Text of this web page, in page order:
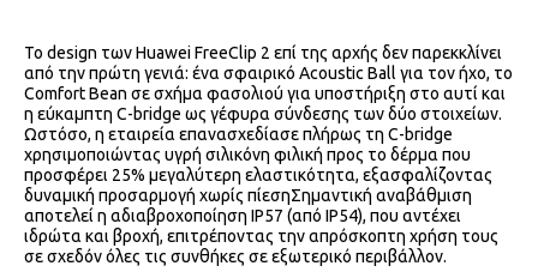
Το design των Huawei FreeClip 2 επί της αρχής δεν παρεκκλίνει
από την πρώτη γενιά: ένα σφαιρικό Acoustic Ball για τον ήχο, το
Comfort Bean σε σχήμα φασολιού για υποστήριξη στο αυτί και
η εύκαμπτη C-bridge ως γέφυρα σύνδεσης των δύο στοιχείων.
Ωστόσο, η εταιρεία επανασχεδίασε πλήρως τη C-bridge
χρησιμοποιώντας υγρή σιλικόνη φιλική προς το δέρμα που
προσφέρει 25% μεγαλύτερη ελαστικότητα, εξασφαλίζοντας
δυναμική προσαρμογή χωρίς πίεσηΣημαντική αναβάθμιση
αποτελεί η αδιαβροχοποίηση IP57 (από IP54), που αντέχει
ιδρώτα και βροχή, επιτρέποντας την απρόσκοπτη χρήση τους
σε σχεδόν όλες τις συνθήκες σε εξωτερικό περιβάλλον.